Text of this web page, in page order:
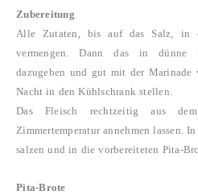
Zubereitung
Alle Zutaten, bis auf das Salz, in
vermengen. Dann das in dünne
dazugeben und gut mit der Marinade
Nacht in den Kühlschrank stellen.
Das Fleisch rechtzeitig aus
Zimmertemperatur annehmen lassen.
salzen und in die vorbereiteten Pita-
Pita-Brote